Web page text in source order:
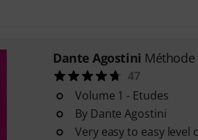
Dante Agostini Méthode
47
Volume 1 - Etudes
By Dante Agostini
Very easy to easy level